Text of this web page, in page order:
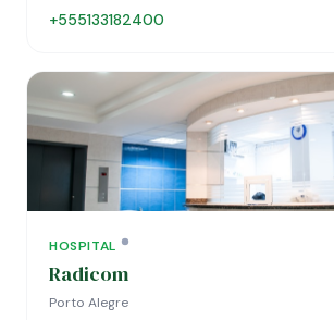
+555133182400
HOSPITAL
Radicom
Porto Alegre